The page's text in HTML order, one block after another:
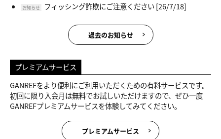
お知らせ フィッシング詐欺にご注意ください[26/7/18]
過去のお知らせ
プレミアムサービス
GANREFをより便利にご利用いただくための有料サービスです。
初回に限り入会月は無料でお試しいただけますので、ぜひ一度
GANREFプレミアムサービスを体験してみてください。
プレミアムサービス